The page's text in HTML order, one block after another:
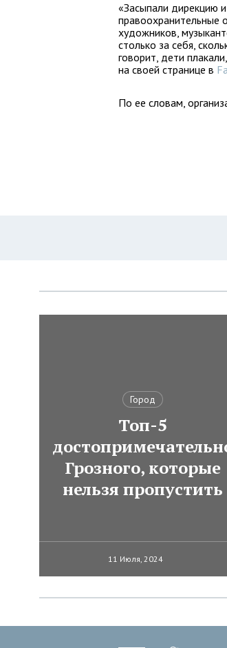
«Засыпали дирекцию и
правоохранительные
художников,
столько за себя,
говорит, дети
на своей странице в
По ее словам,
Город
Топ-5
Грозного, которые
нельзя пропустить
11 Июля, 2024